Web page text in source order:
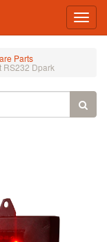
Parts
Dpark